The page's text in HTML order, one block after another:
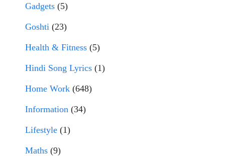
Gadgets (5)
Goshti (23)
Health & Fitness (5)
Hindi Song Lyrics (1)
Home Work (648)
Information (34)
Lifestyle (1)
Maths (9)